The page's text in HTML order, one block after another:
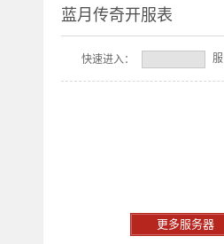
蓝月传奇开服表
快速进入： 服
更多服务器